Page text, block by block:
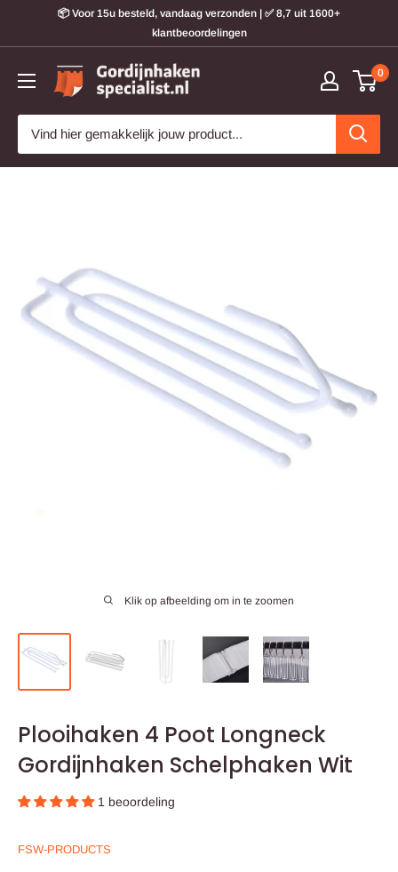
📦 Voor 15u besteld, vandaag verzonden | ✅ 8,7 uit 1600+
klantbeoordelingen
Gordijnhakenspecialist 0
Klik op afbeelding om in te zoomen
Plooihaken 4 Poot Longneck
Gordijnhaken Schelphaken Wit
1 beoordeling
FSW-PRODUCTS